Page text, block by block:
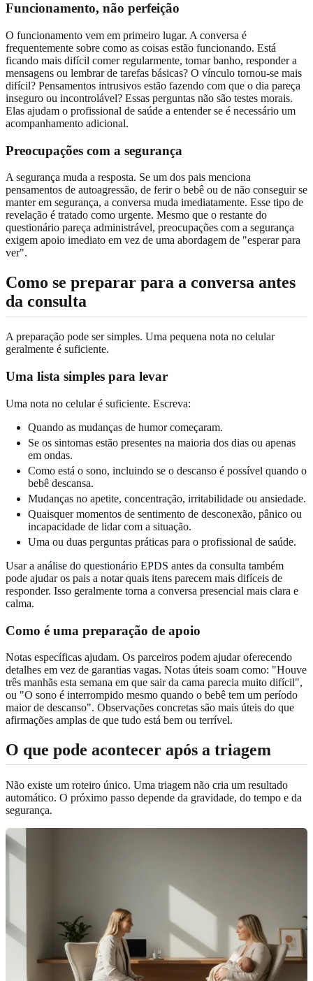
Funcionamento, não perfeição
O funcionamento vem em primeiro lugar. A conversa é
frequentemente sobre como as coisas estão funcionando. Está
ficando mais difícil comer regularmente, tomar banho, responder a
mensagens ou lembrar de tarefas básicas? O vínculo tornou-se mais
difícil? Pensamentos intrusivos estão fazendo com que o dia pareça
inseguro ou incontrolável? Essas perguntas não são testes morais.
Elas ajudam o profissional de saúde a entender se é necessário um
acompanhamento adicional.
Preocupações com a segurança
A segurança muda a resposta. Se um dos pais menciona
pensamentos de autoagressão, de ferir o bebê ou de não conseguir se
manter em segurança, a conversa muda imediatamente. Esse tipo de
revelação é tratado como urgente. Mesmo que o restante do
questionário pareça administrável, preocupações com a segurança
exigem apoio imediato em vez de uma abordagem de "esperar para
ver".
Como se preparar para a conversa antes
da consulta
A preparação pode ser simples. Uma pequena nota no celular
geralmente é suficiente.
Uma lista simples para levar
Uma nota no celular é suficiente. Escreva:
Quando as mudanças de humor começaram.
Se os sintomas estão presentes na maioria dos dias ou apenas
em ondas.
Como está o sono, incluindo se o descanso é possível quando o
bebê descansa.
Mudanças no apetite, concentração, irritabilidade ou ansiedade.
Quaisquer momentos de sentimento de desconexão, pânico ou
incapacidade de lidar com a situação.
Uma ou duas perguntas práticas para o profissional de saúde.
Usar a análise do questionário EPDS antes da consulta também
pode ajudar os pais a notar quais itens parecem mais difíceis de
responder. Isso geralmente torna a conversa presencial mais clara e
calma.
Como é uma preparação de apoio
Notas específicas ajudam. Os parceiros podem ajudar oferecendo
detalhes em vez de garantias vagas. Notas úteis soam como: "Houve
três manhãs esta semana em que sair da cama parecia muito difícil",
ou "O sono é interrompido mesmo quando o bebê tem um período
maior de descanso". Observações concretas são mais úteis do que
afirmações amplas de que tudo está bem ou terrível.
O que pode acontecer após a triagem
Não existe um roteiro único. Uma triagem não cria um resultado
automático. O próximo passo depende da gravidade, do tempo e da
segurança.